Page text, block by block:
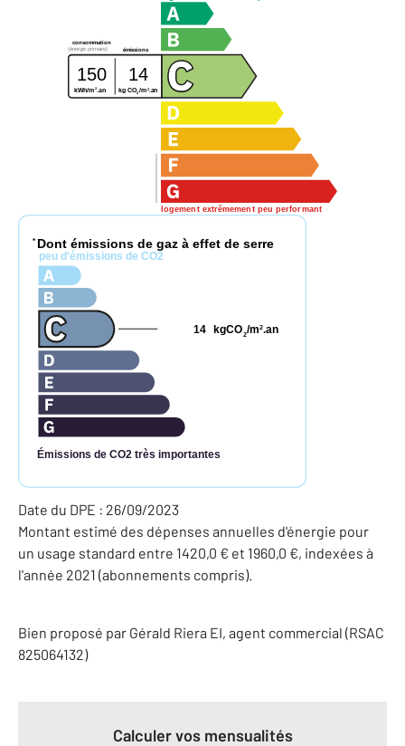
logement extrêmement peu performant
consommation
émissions
(énergie primaire)
150 14
kWh/m 2 .an kg CO2/m2.an
* Dont émissions de gaz à effet de serre
peu d'émissions de CO2
Émissions de CO2 très importantes
kgCO2/m2.an
14
Date du DPE : 26/09/2023
Montant estimé des dépenses annuelles d'énergie pour
un usage standard entre 1420,0 € et 1960,0 €, indexées à
l'année 2021 (abonnements compris).
Bien proposé par Gérald Riera EI, agent commercial (RSAC
825064132)
Calculer vos mensualités